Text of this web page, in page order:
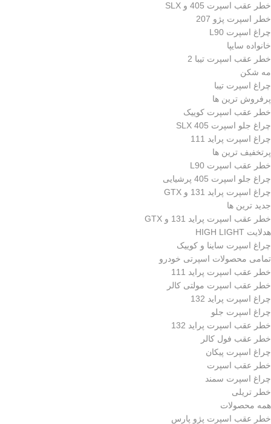
خطر عقب اسپرت 405 و SLX
خطر اسپرت پژو 207
چراغ اسپرت L90
خانواده سایپا
خطر عقب اسپرت تیبا 2
مه شکن
چراغ اسپرت تیبا
پرفروش ترین ها
خطر عقب اسپرت کوییک
چراغ جلو اسپرت 405 SLX
چراغ اسپرت پراید 111
پرتخفیف ترین ها
خطر عقب اسپرت L90
چراغ جلو اسپرت 405 پرشیایی
چراغ اسپرت پراید 131 و GTX
جدید ترین ها
خطر عقب اسپرت پراید 131 و GTX
هدلایت HIGH LIGHT
چراغ اسپرت ساینا و کوییک
تمامی محصولات اسپرتی خودرو
خطر عقب اسپرت پراید 111
خطر عقب اسپرت مولتی کالر
چراغ اسپرت پراید 132
چراغ اسپرت جلو
خطر عقب اسپرت پراید 132
خطر عقب فول کالر
چراغ اسپرت پیکان
خطر عقب اسپرت
چراغ اسپرت سمند
خطر تریلی
همه محصولات
خطر عقب اسپرت پژو پارس